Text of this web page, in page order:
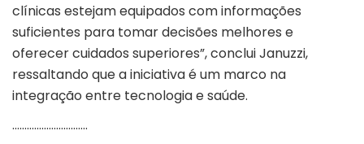
clínicas estejam equipados com informações
suficientes para tomar decisões melhores e
oferecer cuidados superiores”, conclui Januzzi,
ressaltando que a iniciativa é um marco na
integração entre tecnologia e saúde.
………………………….